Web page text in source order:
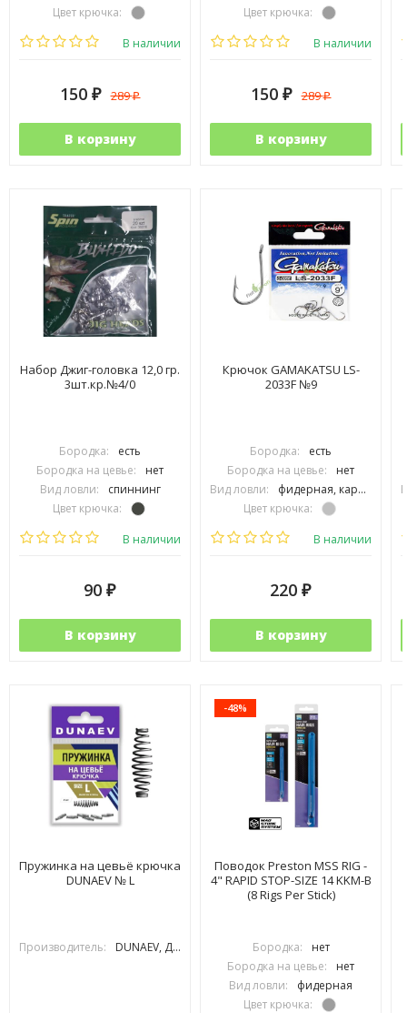
Цвет крючка:
Тип крючка:
В наличии
150 ₽ 289₽
В корзину
Цвет крючка:
Тип крючка:
В наличии
150 ₽ 289₽
В корзину
Набор Джиг-головка 12,0 гр.
3шт.кр.№4/0
Бородка:
есть
Бородка на цевье:
нет
Вид ловли:
спиннинг
Цвет крючка:
Тип крючка:
В наличии
90 ₽
В корзину
Крючок GAMAKATSU LS-
2033F №9
Бородка:
есть
Бородка на цевье:
нет
Вид ловли:
фидерная, карповая, спиннинг, нахлыст
Цвет крючка:
Тип крючка:
В наличии
220 ₽
В корзину
Пружинка на цевьё крючка
DUNAEV № L
Производитель: DUNAEV, ДУНАЕВ
-48%
Поводок Preston MSS RIG -
4" RAPID STOP-SIZE 14 KKM-B
(8 Rigs Per Stick)
Бородка:
нет
Бородка на цевье:
нет
Вид ловли:
фидерная
Цвет крючка: